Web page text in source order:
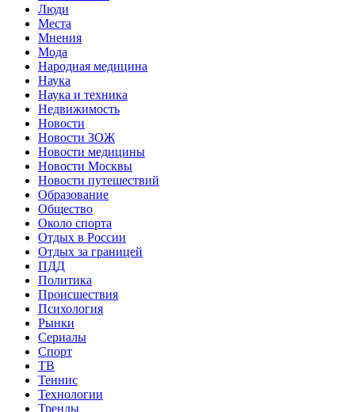
Люди
Места
Мнения
Мода
Народная медицина
Наука
Наука и техника
Недвижимость
Новости
Новости ЗОЖ
Новости медицины
Новости Москвы
Новости путешествий
Образование
Общество
Около спорта
Отдых в России
Отдых за границей
ПДД
Политика
Происшествия
Психология
Рынки
Сериалы
Спорт
ТВ
Теннис
Технологии
Тренды